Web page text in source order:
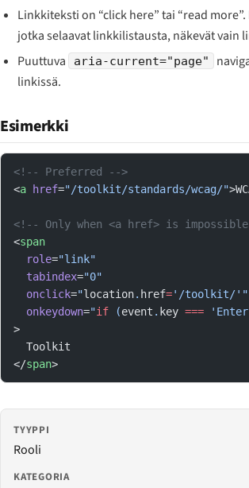
Linkkiteksti on “click here” tai “read
jotka selaavat linkkilistausta, näkevät vain
Puuttuva
aria-current="page"
linkissä.
Esimerkki
<!-- Preferred -->
<a href="/toolkit/standards/wcag/"
<!-- Only when <a href> is
<span
  role
="link"
  tabindex
="0"
  onclick
="location. href='/toolkit/'"
  onkeydown
="if (event . key ===
>
  Toolkit
</span>
TYYPPI
Rooli
KATEGORIA